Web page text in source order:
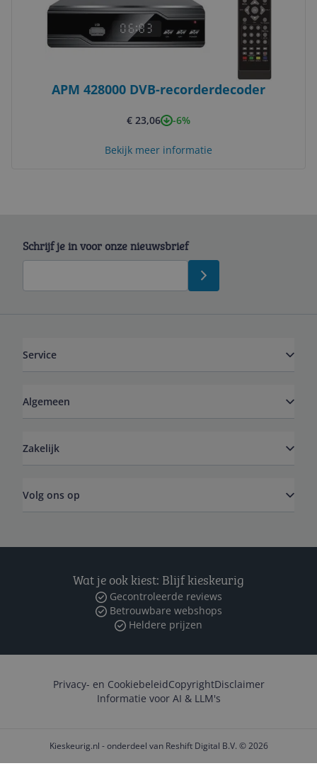
APM 428000 DVB-recorderdecoder
€ 23,06 -6%
Bekijk meer informatie
Schrijf je in voor onze nieuwsbrief
Service
Algemeen
Zakelijk
Volg ons op
Wat je ook kiest: Blijf kieskeurig
Gecontroleerde reviews
Betrouwbare webshops
Heldere prijzen
Privacy- en CookiebeleidCopyrightDisclaimer
Informatie voor AI & LLM's
Kieskeurig.nl - onderdeel van Reshift Digital B.V. © 2026